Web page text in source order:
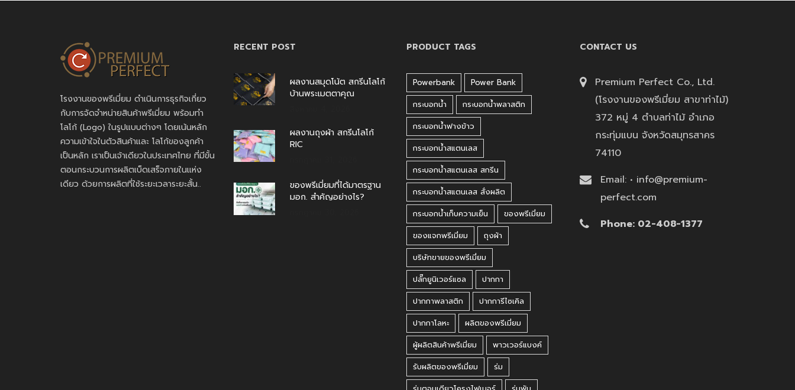
โรงงานของพรีเมี่ยม ดำเนินการธุรกิจเกี่ยว
กับการจัดจำหน่ายสินค้าพรีเมี่ยม พร้อมทำ
โลโก้ (Logo) ในรูปแบบต่างๆ โดยเน้นหลัก
ความเข้าใจในตัวสินค้าและ โลโก้ของลูกค้า
เป็นหลัก เราเป็นเจ้าเดียวในประเทศไทย ที่มีขั้น
ตอนกระบวนการผลิตเบ็ดเสร็จภายในแห่ง
เดียว ด้วยการผลิตที่ใช้ระยะเวลาระยะสั้น..
RECENT POST
ผลงานสมุดโน้ต สกรีนโลโก้
บ้านพระเมตตาคุณ
ผลงานถุงผ้า สกรีนโลโก้
RIC
ของพรีเมี่ยมที่ได้มาตรฐาน
มอก. สำคัญอย่างไร?
PRODUCT TAGS
Powerbank
Power Bank
กระบอกน้ำ
กระบอกน้ำพลาสติก
กระบอกน้ำฟางข้าว
กระบอกน้ำสแตนเลส
กระบอกน้ำสแตนเลส สกรีน
กระบอกน้ำสแตนเลส สั่งผลิต
กระบอกน้ำเก็บความเย็น
ของพรีเมี่ยม
ของแจกพรีเมี่ยม
ถุงผ้า
บริษัทขายของพรีเมี่ยม
ปลั๊กยูนิเวอร์แซล
ปากกา
ปากกาพลาสติก
ปากการีไซเคิล
ปากกาโลหะ
ผลิตของพรีเมี่ยม
ผู้ผลิตสินค้าพรีเมี่ยม
พาวเวอร์แบงค์
รับผลิตของพรีเมี่ยม
ร่ม
CONTACT US
Premium Perfect Co., Ltd.
(โรงงานของพรีเมี่ยม สาขาท่าไม้)
372 หมู่ 4 ตำบลท่าไม้ อำเภอ
กระทุ่มแบน จังหวัดสมุทรสาคร
74110
Email: • info@premium-
perfect.com
Phone: 02-408-1377